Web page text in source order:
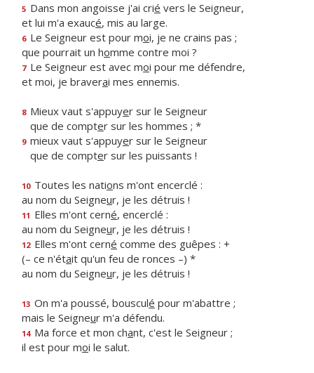
5 Dans mon angoisse j'ai crié vers le Seigneur,
et lui m'a exaucé, mis au large.
6 Le Seigneur est pour moi, je ne crains pas ;
que pourrait un homme contre moi ?
7 Le Seigneur est avec moi pour me défendre,
et moi, je braverai mes ennemis.
8 Mieux vaut s'appuyer sur le Seigneur
que de compter sur les hommes ; *
9 mieux vaut s'appuyer sur le Seigneur
que de compter sur les puissants !
10 Toutes les nations m'ont encerclé :
au nom du Seigneur, je les détruis !
11 Elles m'ont cerné, encerclé :
au nom du Seigneur, je les détruis !
12 Elles m'ont cerné comme des guêpes : +
(– ce n'était qu'un feu de ronces –) *
au nom du Seigneur, je les détruis !
13 On m'a poussé, bousculé pour m'abattre ;
mais le Seigneur m'a défendu.
14 Ma force et mon chant, c'est le Seigneur ;
il est pour moi le salut.